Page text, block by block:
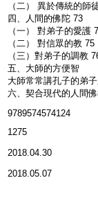
（二） 異於傳統的師
四、人間的佛陀 73
（一） 對弟子的愛護
（二） 對信眾的教 75
（三）對弟子的調教
五、大師的方便智
大師常常講孔子的弟
六、契合現代的人間
9789574574124
1275
2018.04.30
2018.05.07